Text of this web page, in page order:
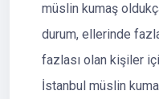
müslin kumaş
durum, ellerinde
fazlası olan kişiler
İstanbul müslin